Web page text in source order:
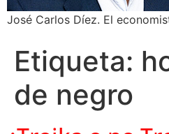
José Carlos Díez. El
Etiqueta:
de negro